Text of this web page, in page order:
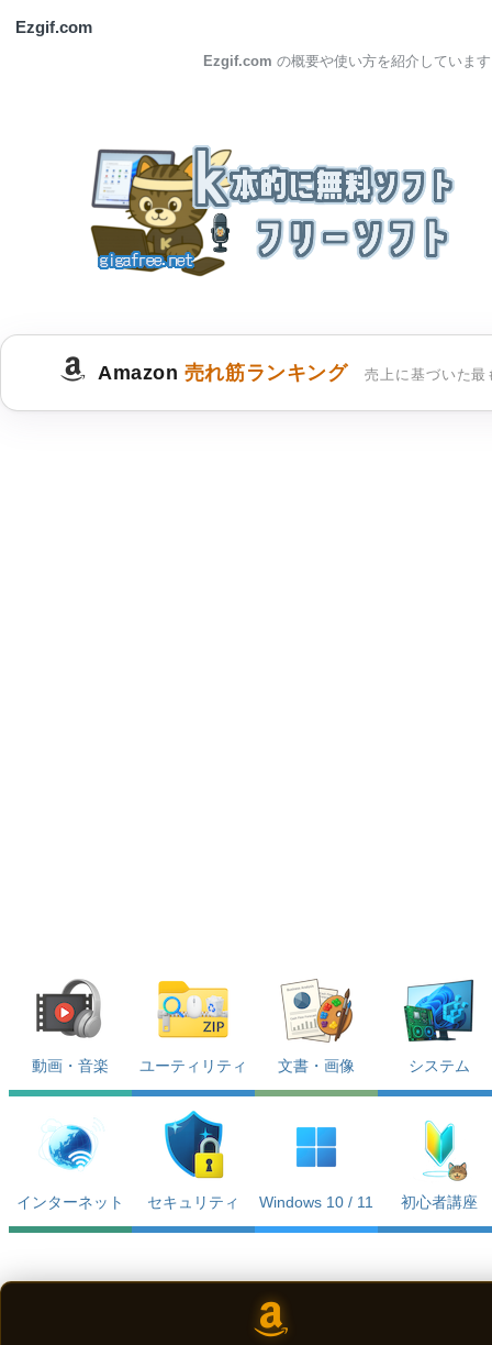
Ezgif.com
Ezgif.com の概要や使い方を紹介しています
Amazon 売れ筋ランキング 売上に基づいた最
動画・音楽 ユーティリティ 文書・画像 システム
インターネット セキュリティ Windows 10 / 11 初心者講座